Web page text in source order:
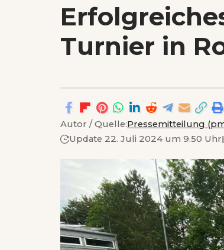
Turnier in
Autor / Quelle:Pressemitteilung
Update 22. Juli 2024 um 9.50 Uhr